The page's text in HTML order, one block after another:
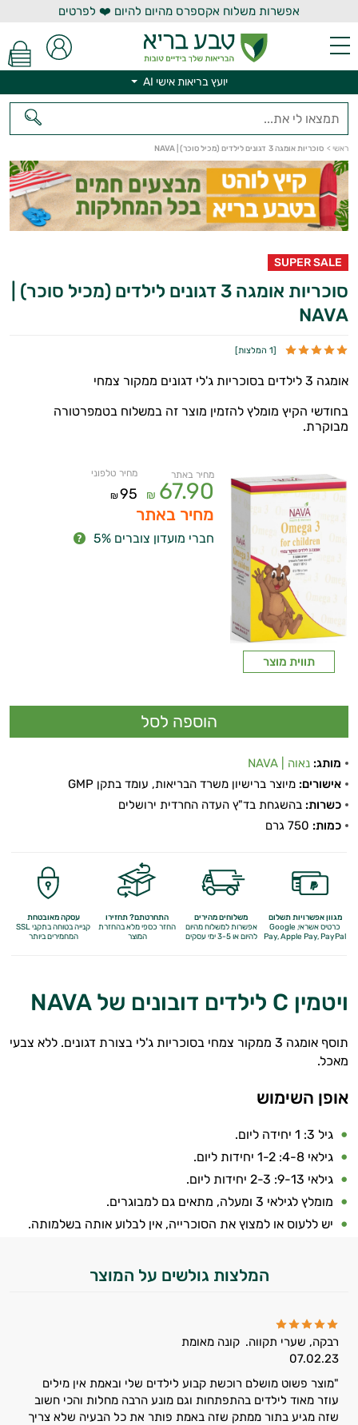
אפשרות משלוח אקספרס מהיום להיום ❤️ לפרטים
יועץ בריאות אישי AI
ראשי > סוכריות אומגה 3 דגונים לילדים (מכיל סוכר) | NAVA
SUPER SALE
סוכריות אומגה 3 דגונים לילדים (מכיל סוכר) |
NAVA
[1 המלצות ]
אומגה 3 לילדים בסוכריות ג'לי דגונים ממקור צמחי
בחודשי הקיץ מומלץ להזמין מוצר זה במשלוח בטמפרטורה
מבוקרת.
תווית מוצר
מחיר באתר
67.90
₪
מחיר טלפוני
95
₪
מחיר באתר
חברי מועדון צוברים 5%
מותג: נאוה | NAVA
אישורים: מיוצר ברישיון משרד הבריאות, עומד בתקן GMP
כשרות: בהשגחת בד"ץ העדה החרדית ירושלים
כמות:
מגוון אפשרויות תשלום
כרטיס אשראי, Google
Pay,Apple Pay, PayPal
משלוחים מהירים
אפשרות למשלוח מהיום
להיום או 3-5 ימי עסקים
התחרטתם? תחזירו
החזר כספי מלאבהחזרת
המוצר
עסקה מאובטחת
קנייה בטוחה בתקני SSL
המחמירים ביותר
ויטמין C לילדים דובונים של NAVA
תוסף אומגה 3 ממקור צמחי בסוכריות ג'לי בצורת דגונים. ללא צבעי
מאכל.
אופן השימוש
גיל 3: 1 יחידה ליום.
גילאי 4-8: 1-2 יחידות ליום.
גילאי 9-13: 2-3 יחידות ליום.
מומלץ לגילאי 3 ומעלה, מתאים גם למבוגרים.
יש ללעוס או למצוץ את הסוכרייה, אין לבלוע אותה בשלמותה.
המלצות גולשים על המוצר
רבקה, שערי תקווה. קונה מאומת
07.02.23
"מוצר פשוט מושלם רוכשת קבוע לילדים שלי ובאמת אין מילים
עוזר מאוד לילדים בהתפתחות וגם מונע הרבה מחלות והכי חשוב
שזה מגיע בתור ממתק שזה באמת פותר את כל הבעיה שלא צריך
יועץ בריאות אישי AI